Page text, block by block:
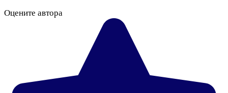
Оцените автора